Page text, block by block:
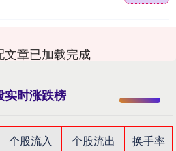
文章已加载完成
实时涨跌榜
个股流入 个股流出
换手率